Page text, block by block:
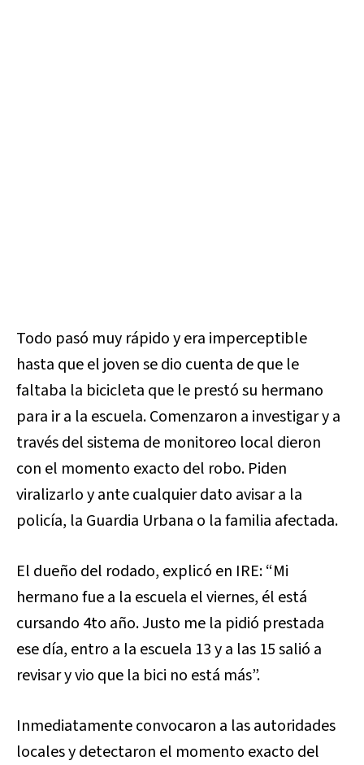
Todo pasó muy rápido y era imperceptible
hasta que el joven se dio cuenta de que le
faltaba la bicicleta que le prestó su hermano
para ir a la escuela. Comenzaron a investigar y a
través del sistema de monitoreo local dieron
con el momento exacto del robo. Piden
viralizarlo y ante cualquier dato avisar a la
policía, la Guardia Urbana o la familia afectada.
El dueño del rodado, explicó en IRE: “Mi
hermano fue a la escuela el viernes, él está
cursando 4to año. Justo me la pidió prestada
ese día, entro a la escuela 13 y a las 15 salió a
revisar y vio que la bici no está más”.
Inmediatamente convocaron a las autoridades
locales y detectaron el momento exacto del